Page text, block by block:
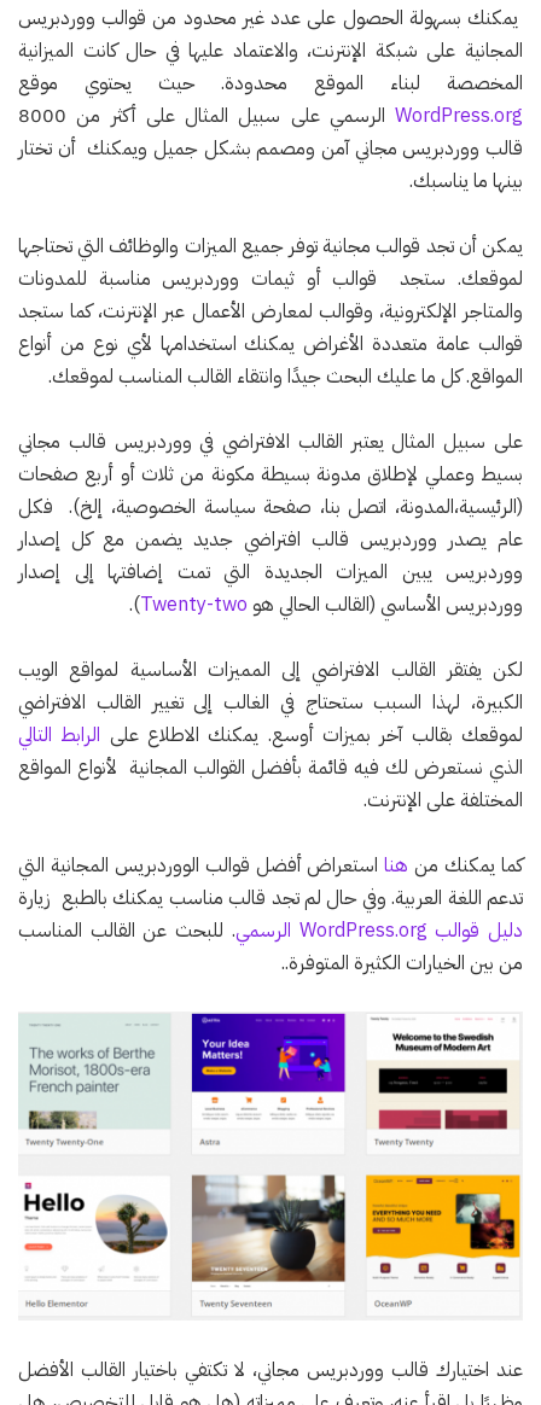
يمكنك بسهولة الحصول على عدد غير محدود من قوالب ووردبريس
المجانية على شبكة الإنترنت، والاعتماد عليها في حال كانت الميزانية
المخصصة لبناء الموقع محدودة. حيث يحتوي موقع
WordPress.org
الرسمي على سبيل المثال على أكثر من 8000
قالب ووردبريس مجاني آمن ومصمم بشكل جميل ويمكنك أن تختار
بينها ما يناسبك.
يمكن أن تجد قوالب مجانية توفر جميع الميزات والوظائف التي تحتاجها
لموقعك. ستجد قوالب أو ثيمات ووردبريس مناسبة للمدونات
والمتاجر الإلكترونية، وقوالب لمعارض الأعمال عبر الإنترنت، كما ستجد
قوالب عامة متعددة الأغراض يمكنك استخدامها لأي نوع من أنواع
المواقع. كل ما عليك البحث جيدًا وانتقاء القالب المناسب لموقعك.
على سبيل المثال يعتبر القالب الافتراضي في ووردبريس قالب مجاني
بسيط وعملي لإطلاق مدونة بسيطة مكونة من ثلاث أو أربع صفحات
(الرئيسية،المدونة، اتصل بنا، صفحة سياسة الخصوصية، إلخ). فكل
عام يصدر ووردبريس قالب افتراضي جديد يضمن مع كل إصدار
ووردبريس يبين الميزات الجديدة التي تمت إضافتها إلى إصدار
ووردبريس الأساسي (القالب الحالي هو Twenty-two
).
لكن يفتقر القالب الافتراضي إلى المميزات الأساسية لمواقع الويب
الكبيرة، لهذا السبب ستحتاج في الغالب إلى تغيير القالب الافتراضي
لموقعك بقالب آخر بميزات أوسع. يمكنك الاطلاع على الرابط التالي
الذي نستعرض لك فيه قائمة بأفضل القوالب المجانية لأنواع المواقع
المختلفة على الإنترنت.
كما يمكنك من هنا استعراض أفضل قوالب الووردبريس المجانية التي
تدعم اللغة العربية. وفي حال لم تجد قالب مناسب يمكنك بالطبع زيارة
دليل قوالب WordPress.org الرسمي
. للبحث عن القالب المناسب
من بين الخيارات الكثيرة المتوفرة..
عند اختيارك قالب ووردبريس مجاني، لا تكتفي باختيار القالب الأفضل